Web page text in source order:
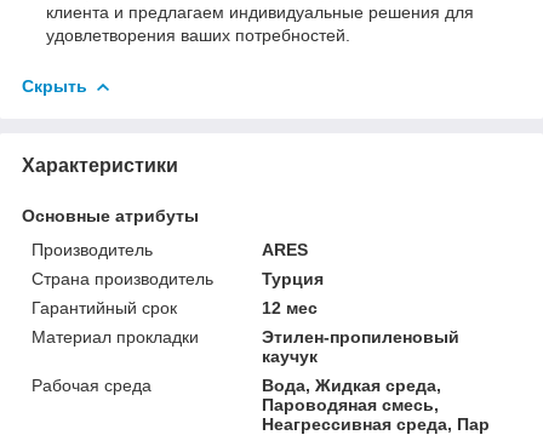
клиента и предлагаем индивидуальные решения для
удовлетворения ваших потребностей.
Скрыть
Характеристики
Основные атрибуты
Производитель
ARES
Страна производитель
Турция
Гарантийный срок
12 мес
Материал прокладки
Этилен-пропиленовый
каучук
Рабочая среда
Вода, Жидкая среда,
Пароводяная смесь,
Неагрессивная среда, Пар